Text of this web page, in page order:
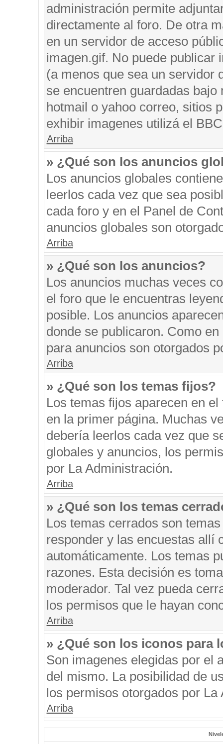
administración permite
directamente al foro. De otra
en un servidor de acceso
imagen.gif. No puede publicar
(a menos que sea un servidor
se encuentren guardadas
hotmail o yahoo correo, sitios
exhibir imagenes utilizá el
Arriba
» ¿Qué son los anuncios
Los anuncios globales
leerlos cada vez que sea
cada foro y en el Panel de
anuncios globales son
Arriba
» ¿Qué son los anuncios?
Los anuncios muchas veces
el foro que le encuentras
posible. Los anuncios
donde se publicaron. Como
para anuncios son otorgados
Arriba
» ¿Qué son los temas fijos?
Los temas fijos aparecen en
en la primer página. Muchas
debería leerlos cada vez que
globales y anuncios, los
por La Administración.
Arriba
» ¿Qué son los temas
Los temas cerrados son
responder y las encuestas allí
automáticamente. Los temas
razones. Esta decisión es
moderador. Tal vez pueda
los permisos que le hayan
Arriba
» ¿Qué son los iconos para
Son imagenes elegidas por el
del mismo. La posibilidad de
los permisos otorgados por La
Arriba